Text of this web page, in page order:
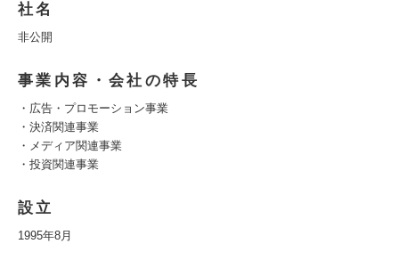
社名
非公開
事業内容・会社の特長
・広告・プロモーション事業
・決済関連事業
・メディア関連事業
・投資関連事業
設立
1995年8月